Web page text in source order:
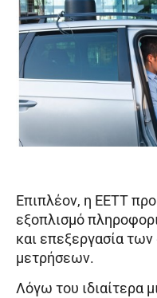
Επιπλέον, η ΕΕΤΤ
εξοπλισμό
και επεξεργασία
μετρήσεων.
Λόγω του ιδιαίτερα